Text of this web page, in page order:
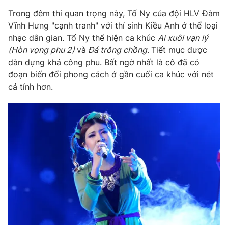
Trong đêm thi quan trọng này, Tố Ny của đội HLV Đàm
Vĩnh Hưng "cạnh tranh" với thí sinh Kiều Anh ở thể loại
nhạc dân gian. Tố Ny thể hiện ca khúc Ai xuôi vạn lý
(Hòn vọng phu 2) và Đá trông chồng. Tiết mục được
dàn dựng khá công phu. Bất ngờ nhất là cô đã có
đoạn biến đổi phong cách ở gần cuối ca khúc với nét
cá tính hơn.